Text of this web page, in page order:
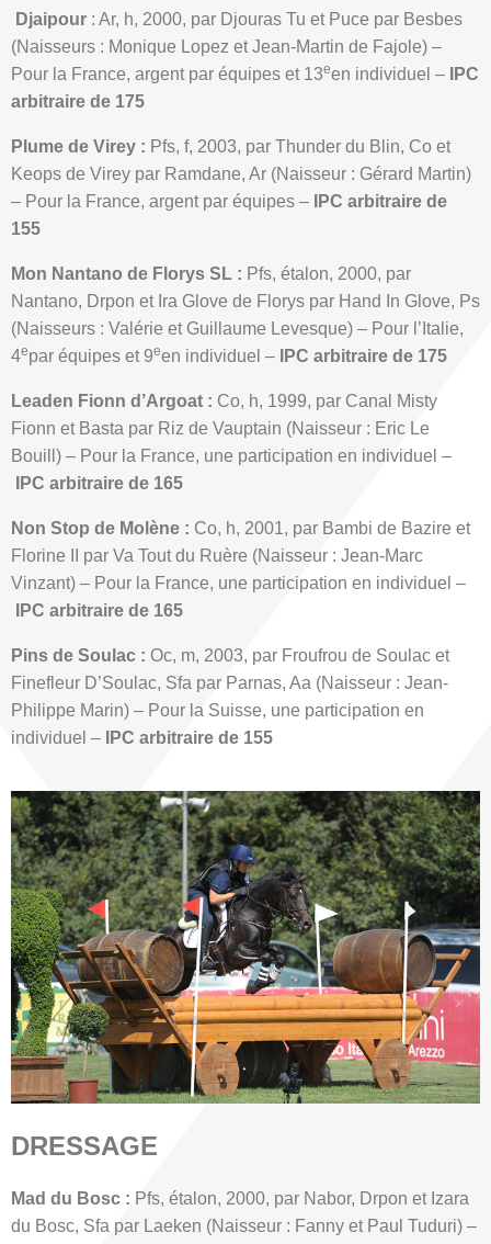
Djaipour : Ar, h, 2000, par Djouras Tu et Puce par Besbes
(Naisseurs : Monique Lopez et Jean-Martin de Fajole) –
Pour la France, argent par équipes et 13een individuel –
IPC
arbitraire de 175
Plume de Virey : Pfs, f, 2003, par Thunder du Blin, Co et
Keops de Virey par Ramdane, Ar (Naisseur : Gérard Martin)
– Pour la France, argent par équipes –
IPC arbitraire de
155
Mon Nantano de Florys SL : Pfs, étalon, 2000, par
Nantano, Drpon et Ira Glove de Florys par Hand In Glove, Ps
(Naisseurs : Valérie et Guillaume Levesque) – Pour l’Italie,
4epar équipes et 9een individuel – IPC arbitraire de 175
Leaden Fionn d’Argoat : Co, h, 1999, par Canal Misty
Fionn et Basta par Riz de Vauptain (Naisseur : Eric Le
Bouill) – Pour la France, une participation en individuel –
IPC arbitraire de 165
Non Stop de Molène : Co, h, 2001, par Bambi de Bazire et
Florine II par Va Tout du Ruère (Naisseur : Jean-Marc
Vinzant) – Pour la France, une participation en individuel –
IPC arbitraire de 165
Pins de Soulac : Oc, m, 2003, par Froufrou de Soulac et
Finefleur D’Soulac, Sfa par Parnas, Aa (Naisseur : Jean-
Philippe Marin) – Pour la Suisse, une participation en
individuel –
IPC arbitraire de 155
DRESSAGE
Mad du Bosc : Pfs, étalon, 2000, par Nabor, Drpon et Izara
du Bosc, Sfa par Laeken (Naisseur : Fanny et Paul Tuduri) –